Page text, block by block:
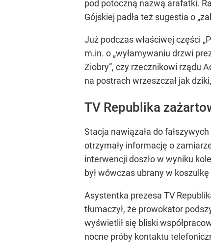
pod potoczną nazwą arafatki.
Gójskiej padła też sugestia o
Już podczas właściwej części
m.in. o „wyłamywaniu drzwi
Ziobry”, czy rzecznikowi rządu
na postrach wrzeszczał jak
TV Republika
Stacja nawiązała do
otrzymały informację o
interwencji doszło w wyniku
był wówczas ubrany w
Asystentka prezesa TV
tłumaczył, że prowokator
wyświetlił się bliski
nocne próby kontaktu